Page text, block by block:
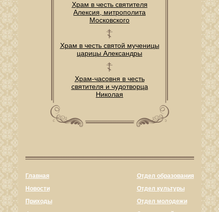
Храм в честь святителя
Алексия, митрополита
Московского
Храм в честь святой мученицы
царицы Александры
Храм-часовня в честь
святителя и чудотворца
Николая
Главная
Новости
Приходы
Отдел образования
Отдел культуры
Отдел молодежи